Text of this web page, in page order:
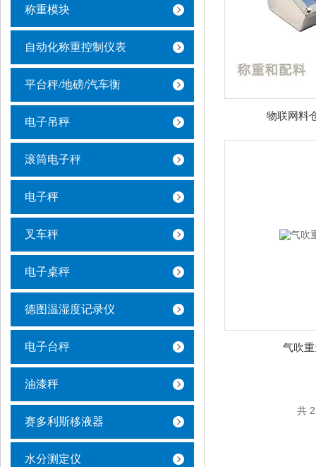
称重模块
自动化称重控制仪表
平台秤/地磅/汽车衡
电子吊秤
滚筒电子秤
电子秤
叉车秤
电子桌秤
德图温湿度记录仪
电子台秤
油漆秤
赛多利斯移液器
水分测定仪
物联网料
气吹
共